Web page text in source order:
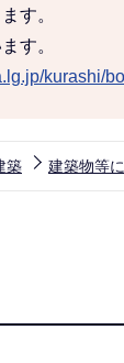
す。
す。
kurashi/
築 建築物等